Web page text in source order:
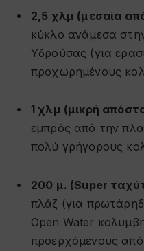
2,5 χλμ (μεσαία
κύκλο ανάμεσα
Υδρούσας (για
προχωρημένους
1 χλμ (μικρή
εμπρός από την
πολύ γρήγορους
200 μ. (Super
πλάζ (για
Open Water
προερχόμενους